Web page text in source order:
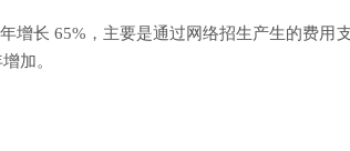
增长 65%，主要是通过网络招生产生的费用
加。